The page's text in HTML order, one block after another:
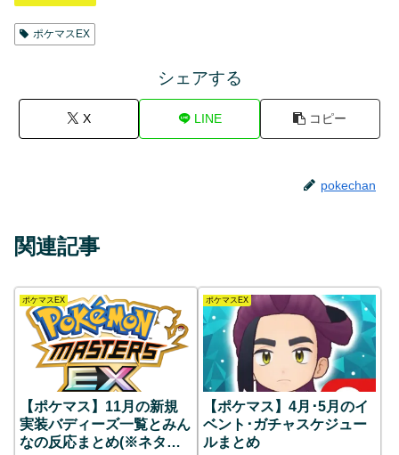
ポケマスEX
シェアする
X LINE コピー
pokechan
関連記事
ポケマスEX
【ポケマス】11月の新規
実装バディーズ一覧とみん
なの反応まとめ(※ネタバ
ポケマスEX
【ポケマス】4月･5月のイ
ベント･ガチャスケジュー
ルまとめ